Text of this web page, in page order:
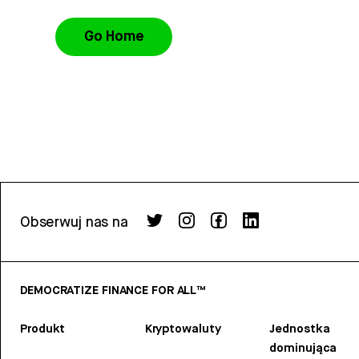
Go Home
Obserwuj nas na
DEMOCRATIZE FINANCE FOR ALL™
Produkt Kryptowaluty
Jednostka
dominująca